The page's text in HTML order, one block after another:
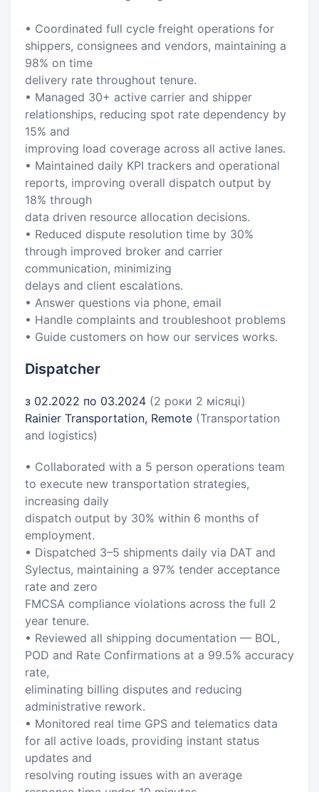
• Coordinated full cycle freight operations for
shippers, consignees and vendors, maintaining a
98% on time
delivery rate throughout tenure.
• Managed 30+ active carrier and shipper
relationships, reducing spot rate dependency by
15% and
improving load coverage across all active lanes.
• Maintained daily KPI trackers and operational
reports, improving overall dispatch output by
18% through
data driven resource allocation decisions.
• Reduced dispute resolution time by 30%
through improved broker and carrier
communication, minimizing
delays and client escalations.
• Answer questions via phone, email
• Handle complaints and troubleshoot problems
• Guide customers on how our services works.
Dispatcher
з 02.2022 по 03.2024 (2 роки 2 місяці)
Rainier Transportation, Remote (Transportation
and logistics)
• Collaborated with a 5 person operations team
to execute new transportation strategies,
increasing daily
dispatch output by 30% within 6 months of
employment.
• Dispatched 3–5 shipments daily via DAT and
Sylectus, maintaining a 97% tender acceptance
rate and zero
FMCSA compliance violations across the full 2
year tenure.
• Reviewed all shipping documentation — BOL,
POD and Rate Confirmations at a 99.5% accuracy
rate,
eliminating billing disputes and reducing
administrative rework.
• Monitored real time GPS and telematics data
for all active loads, providing instant status
updates and
resolving routing issues with an average